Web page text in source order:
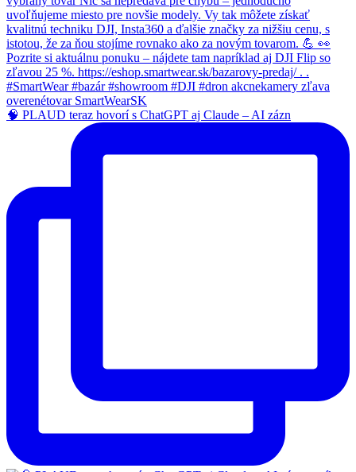
🧠 PLAUD teraz hovorí s ChatGPT aj Claude – AI zázn